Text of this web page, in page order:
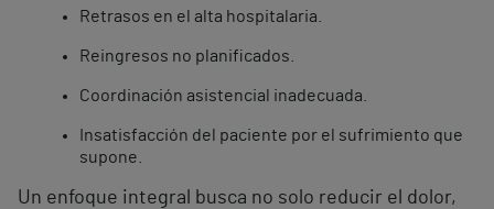
Retrasos en el alta hospitalaria.
Reingresos no planificados.
Coordinación asistencial inadecuada.
Insatisfacción del paciente por el sufrimiento que
supone.
Un enfoque integral busca no solo reducir el dolor,